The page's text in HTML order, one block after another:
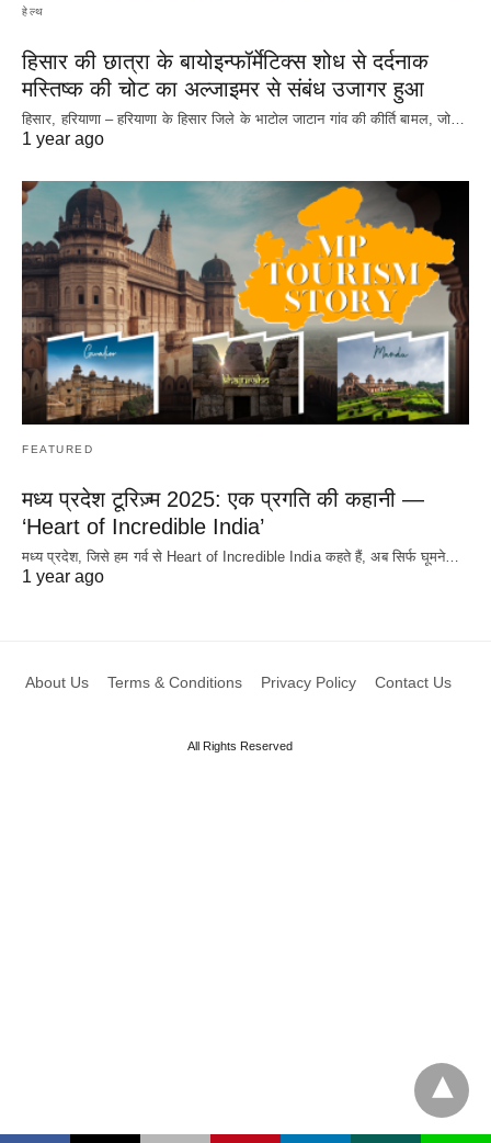
हेल्थ
हिसार की छात्रा के बायोइन्फॉर्मेटिक्स शोध से दर्दनाक
मस्तिष्क की चोट का अल्जाइमर से संबंध उजागर हुआ
हिसार, हरियाणा – हरियाणा के हिसार जिले के भाटोल जाटान गांव की कीर्ति बामल, जो…
1 year ago
FEATURED
मध्य प्रदेश टूरिज़्म 2025: एक प्रगति की कहानी —
‘Heart of Incredible India’
मध्य प्रदेश, जिसे हम गर्व से Heart of Incredible India कहते हैं, अब सिर्फ घूमने…
1 year ago
About Us Terms & Conditions Privacy Policy Contact Us
All Rights Reserved